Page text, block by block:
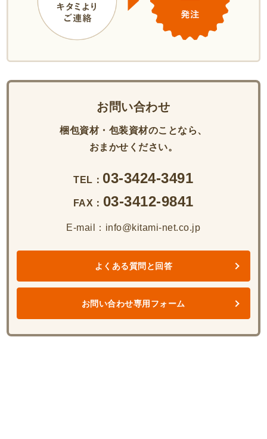
お問い合わせ
梱包資材・包装資材のことなら、
おまかせください。
TEL： 03-3424-3491
FAX： 03-3412-9841
E-mail：info@kitami-net.co.jp
よくある質問と回答
お問い合わせ専用フォーム